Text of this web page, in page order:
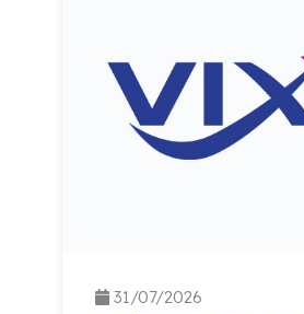
31/07/2026